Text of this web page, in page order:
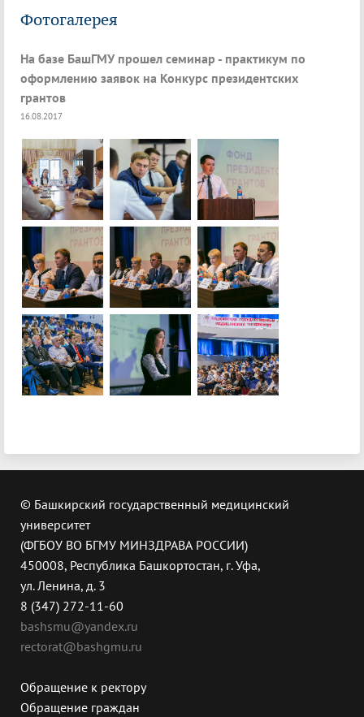
Фотогалерея
На базе БашГМУ прошел семинар - практикум по
оформлению заявок на Конкурс президентских
грантов
16.08.2017
© Башкирский государственный медицинский
университет
(ФГБОУ ВО БГМУ МИНЗДРАВА РОССИИ)
450008, Республика Башкортостан, г. Уфа,
ул. Ленина, д. 3
8 (347) 272-11-60
bashsmu@yandex.ru
rectorat@bashgmu.ru
Обращение к ректору
Обращение граждан